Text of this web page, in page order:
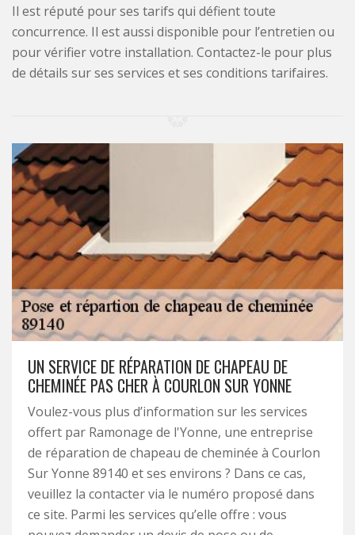
Il est réputé pour ses tarifs qui défient toute
concurrence. Il est aussi disponible pour l’entretien ou
pour vérifier votre installation. Contactez-le pour plus
de détails sur ses services et ses conditions tarifaires.
UN SERVICE DE RÉPARATION DE CHAPEAU DE
CHEMINÉE PAS CHER À COURLON SUR YONNE
Voulez-vous plus d’information sur les services
offert par Ramonage de l'Yonne, une entreprise
de réparation de chapeau de cheminée à Courlon
Sur Yonne 89140 et ses environs ? Dans ce cas,
veuillez la contacter via le numéro proposé dans
ce site. Parmi les services qu’elle offre : vous